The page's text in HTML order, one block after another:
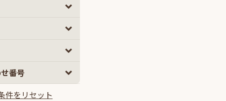
ダックスフンド 52
835
5
5ヵ月以上
100
100万円以上
番号
件をリセット